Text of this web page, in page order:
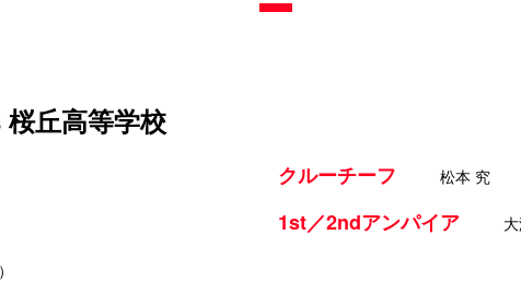
丘高等学校
クルーチーフ 松本 究
1st／2ndアンパイア